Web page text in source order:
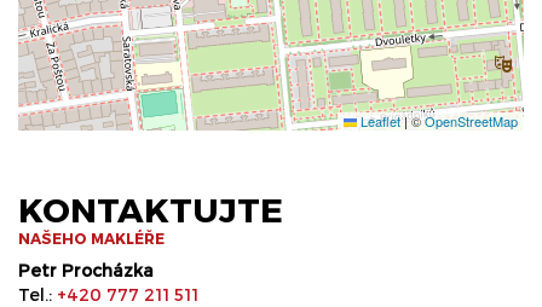
Leaflet|©OpenStreetMap
KONTAKTUJTE
NAŠEHO MAKLÉŘE
Petr Procházka
Tel.: +420 777 211 511